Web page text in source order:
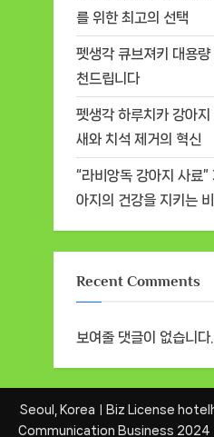
를 위한 최고의 선택
펫생각 큐브져키 대용
천드립니다
펫생각 하루치카 강아
새와 치석 제거의 혁신
“라비앙독 강아지 사료
아지의 건강을 지키는
Recent Comments
보여줄 댓글이 없습니다.
Seoul, KoreaㅣBiz License
Communication Business 2024